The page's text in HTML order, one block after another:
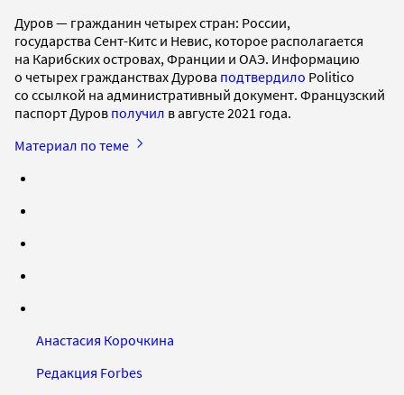
Дуров — гражданин четырех стран: России,
государства Сент-Китс и Невис, которое располагается
на Карибских островах, Франции и ОАЭ. Информацию
о четырех гражданствах Дурова подтвердило Politico
со ссылкой на административный документ. Французский
паспорт Дуров получил в августе 2021 года.
Материал по теме
Анастасия Корочкина
Редакция Forbes